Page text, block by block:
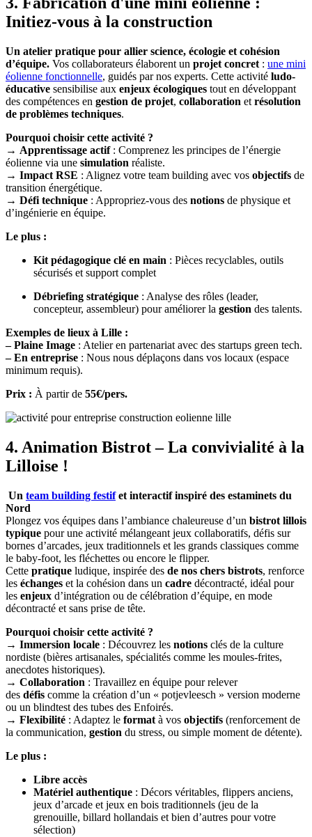
Initiez-vous à la construction
Un atelier pratique pour allier science, écologie et cohésion
d’équipe. Vos collaborateurs élaborent un projet concret : une mini
éolienne fonctionnelle, guidés par nos experts. Cette activité ludo-
éducative sensibilise aux enjeux écologiques tout en développant
des compétences en gestion de projet, collaboration et résolution
de problèmes techniques.
Pourquoi choisir cette activité ?
→ Apprentissage actif: Comprenez les principes de l’énergie
éolienne via une simulation réaliste.
→ Impact RSE : Alignez votre team building avec vos objectifs de
transition énergétique.
→ Défi technique : Appropriez-vous des notions de physique et
d’ingénierie en équipe.
Le plus :
Kit pédagogique clé en main : Pièces recyclables, outils
sécurisés et support complet
Débriefing stratégique : Analyse des rôles (leader,
concepteur, assembleur) pour améliorer la gestion des talents.
Exemples de lieux à Lille :
– Plaine Image : Atelier en partenariat avec des startups green tech.
– En entreprise : Nous nous déplaçons dans vos locaux (espace
minimum requis).
Prix : À partir de 55€/pers.
4. Animation Bistrot – La convivialité à la
Lilloise !
Un team building festifet interactif inspiré des estaminets du
Nord
Plongez vos équipes dans l’ambiance chaleureuse d’un bistrot lillois
typique pour une activité mélangeant jeux collaboratifs, défis sur
bornes d’arcades, jeux traditionnels et les grands classiques comme
le baby-foot, les fléchettes ou encore le flipper.
Cette pratique ludique, inspirée des de nos chers bistrots, renforce
les échanges et la cohésion dans un cadre décontracté, idéal pour
les enjeux d’intégration ou de célébration d’équipe, en mode
décontracté et sans prise de tête.
Pourquoi choisir cette activité ?
→ Immersion locale : Découvrez les notions clés de la culture
nordiste (bières artisanales, spécialités comme les moules-frites,
anecdotes historiques).
→ Collaboration : Travaillez en équipe pour relever
des défis comme la création d’un « potjevleesch » version moderne
ou un blindtest des tubes des Enfoirés.
→ Flexibilité : Adaptez le format à vos objectifs (renforcement de
la communication, gestion du stress, ou simple moment de détente).
Le plus :
Libre accès
Matériel authentique : Décors véritables, flippers anciens,
jeux d’arcade et jeux en bois traditionnels (jeu de la
grenouille, billard hollandais et bien d’autres pour votre
sélection)